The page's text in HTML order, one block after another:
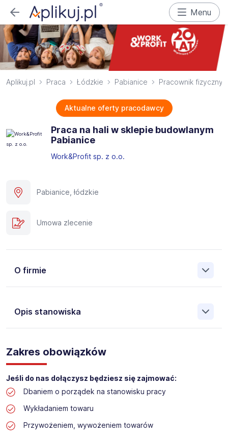
Menu
Aplikuj.pl Praca Łódzkie Pabianice Pracownik fizyczny
Aktualne oferty pracodawcy
Praca na hali w sklepie budowlanym
Pabianice
Work&Profit sp. z o.o.
Pabianice, łódzkie
Umowa zlecenie
O firmie
Opis stanowiska
Pośrednictwa Pracy i Doradztwa Personalnego Work &
Profit jest obecnie jedną z największych niezależnych
polskich agencji zatrudnienia. W ciągu wielu lat naszej
działalności daliśmy pracę przeszło 50 000 pracowników
w całym kraju. Skutecznie znajdujemy pracowników dla
największych firm, jak również małych rodzinnych
przedsiębiorstw w Polsce. Agencja jest wpisana pod nr
Zakres obowiązków
Jeśli do nas dołączysz będziesz się zajmować:
Dbaniem o porządek na stanowisku pracy
Wykładaniem towaru
Przywożeniem, wywożeniem towarów